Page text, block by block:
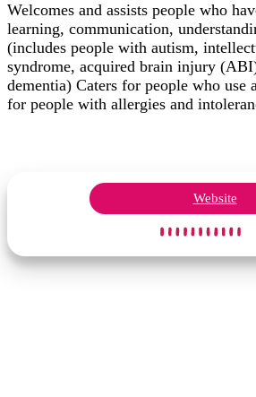
Welcomes and assists people who
learning, communication,
(includes people with autism,
syndrome, acquired brain injury
dementia) Caters for people who use
for people with allergies and
Website